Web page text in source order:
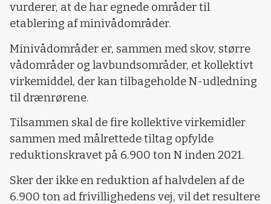
vurderer, at de har egnede områder til
etablering af minivådområder.
Minivådområder er, sammen med skov, større
vådområder og lavbundsområder, et kollektivt
virkemiddel, der kan tilbageholde N-udledning
til drænrørene.
Tilsammen skal de fire kollektive virkemidler
sammen med målrettede tiltag opfylde
reduktionskravet på 6.900 ton N inden 2021.
Sker der ikke en reduktion af halvdelen af de
6.900 ton ad frivillighedens vej, vil det resultere